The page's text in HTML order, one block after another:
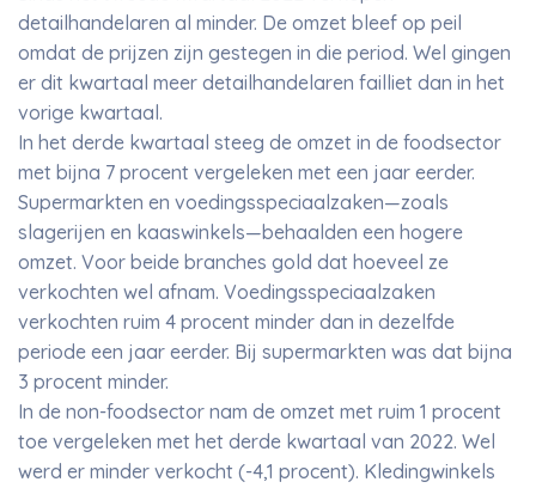
detailhandelaren al minder. De omzet bleef op peil
omdat de prijzen zijn gestegen in die period. Wel gingen
er dit kwartaal meer detailhandelaren failliet dan in het
vorige kwartaal.
In het derde kwartaal steeg de omzet in de foodsector
met bijna 7 procent vergeleken met een jaar eerder.
Supermarkten en voedingsspeciaalzaken—zoals
slagerijen en kaaswinkels—behaalden een hogere
omzet. Voor beide branches gold dat hoeveel ze
verkochten wel afnam. Voedingsspeciaalzaken
verkochten ruim 4 procent minder dan in dezelfde
periode een jaar eerder. Bij supermarkten was dat bijna
3 procent minder.
In de non-foodsector nam de omzet met ruim 1 procent
toe vergeleken met het derde kwartaal van 2022. Wel
werd er minder verkocht (-4,1 procent). Kledingwinkels